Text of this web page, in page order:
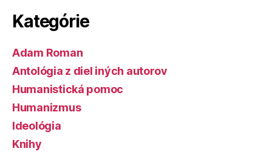
Kategórie
Adam Roman
Antológia z diel iných autorov
Humanistická pomoc
Humanizmus
Ideológia
Knihy